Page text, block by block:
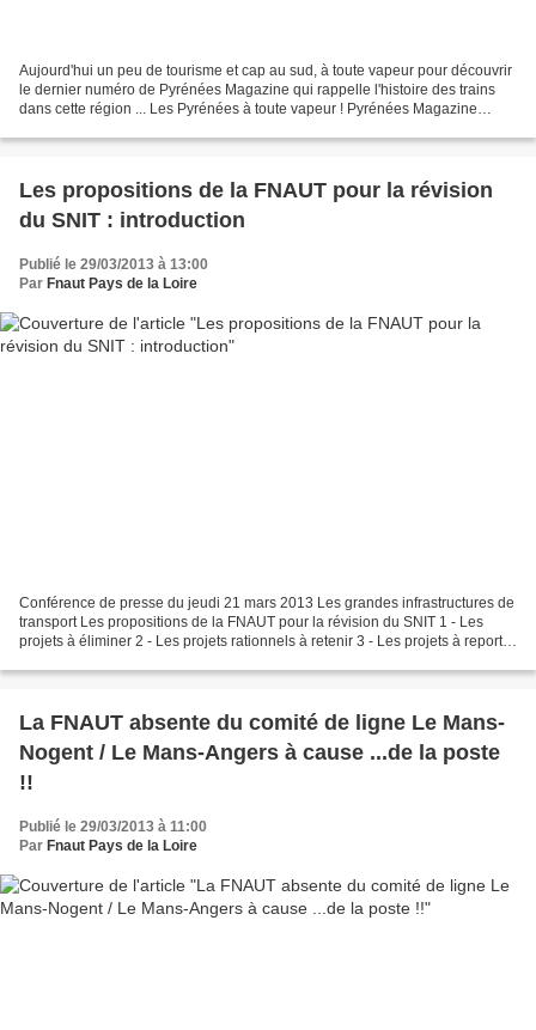
Aujourd'hui un peu de tourisme et cap au sud, à toute vapeur pour découvrir
le dernier numéro de Pyrénées Magazine qui rappelle l'histoire des trains
dans cette région ... Les Pyrénées à toute vapeur ! Pyrénées Magazine
Les propositions de la FNAUT pour la révision
du SNIT : introduction
Publié le 29/03/2013 à 13:00
Par Fnaut Pays de la Loire
Conférence de presse du jeudi 21 mars 2013 Les grandes infrastructures de
transport Les propositions de la FNAUT pour la révision du SNIT 1 - Les
projets à éliminer 2 - Les projets rationnels à retenir 3 - Les projets à reporter
La FNAUT absente du comité de ligne Le Mans-
Nogent / Le Mans-Angers à cause ...de la poste
!!
Publié le 29/03/2013 à 11:00
Par Fnaut Pays de la Loire